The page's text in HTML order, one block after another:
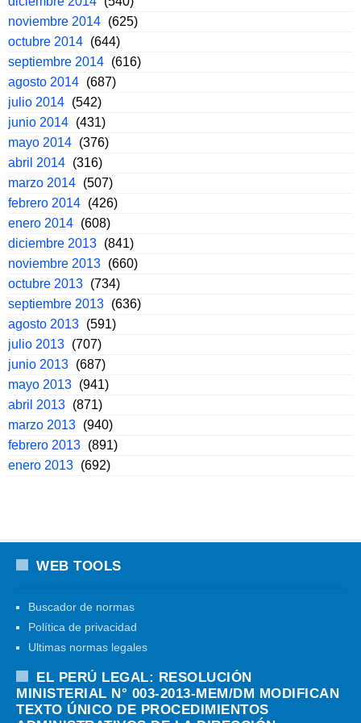
noviembre 2014 (625)
octubre 2014 (644)
septiembre 2014 (616)
agosto 2014 (687)
julio 2014 (542)
junio 2014 (431)
mayo 2014 (376)
abril 2014 (316)
marzo 2014 (507)
febrero 2014 (426)
enero 2014 (608)
diciembre 2013 (841)
noviembre 2013 (660)
octubre 2013 (734)
septiembre 2013 (636)
agosto 2013 (591)
julio 2013 (707)
junio 2013 (687)
mayo 2013 (941)
abril 2013 (871)
marzo 2013 (940)
febrero 2013 (891)
enero 2013 (692)
WEB TOOLS
Buscador de normas
Política de privacidad
Ultimas normas legales
EL PERÚ LEGAL: RESOLUCIÓN
MINISTERIAL N° 003-2013-MEM/DM MODIFICAN
TEXTO ÚNICO DE PROCEDIMIENTOS